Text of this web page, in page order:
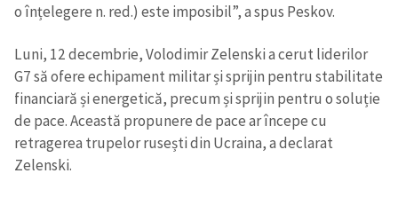
o înțelegere n. red.) este imposibil”, a spus Peskov.
Luni, 12 decembrie, Volodimir Zelenski a cerut liderilor
G7 să ofere echipament militar și sprijin pentru stabilitate
financiară și energetică, precum și sprijin pentru o soluție
de pace. Această propunere de pace ar începe cu
retragerea trupelor rusești din Ucraina, a declarat
Zelenski.